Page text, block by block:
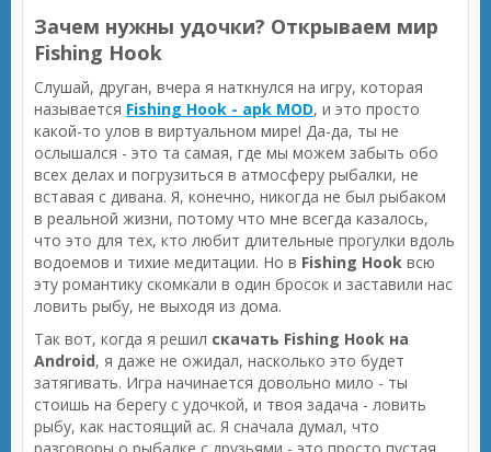
Зачем нужны удочки? Открываем мир
Fishing Hook
Слушай, друган, вчера я наткнулся на игру, которая
называется Fishing Hook - apk MOD, и это просто
какой-то улов в виртуальном мире! Да-да, ты не
ослышался - это та самая, где мы можем забыть обо
всех делах и погрузиться в атмосферу рыбалки, не
вставая с дивана. Я, конечно, никогда не был рыбаком
в реальной жизни, потому что мне всегда казалось,
что это для тех, кто любит длительные прогулки вдоль
водоемов и тихие медитации. Но в Fishing Hook всю
эту романтику скомкали в один бросок и заставили нас
ловить рыбу, не выходя из дома.
Так вот, когда я решил скачать Fishing Hook на
Android, я даже не ожидал, насколько это будет
затягивать. Игра начинается довольно мило - ты
стоишь на берегу с удочкой, и твоя задача - ловить
рыбу, как настоящий ас. Я сначала думал, что